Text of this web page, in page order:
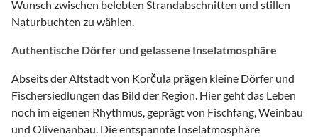
Wunsch zwischen belebten Strandabschnitten und stillen
Naturbuchten zu wählen.
Authentische Dörfer und gelassene Inselatmosphäre
Abseits der Altstadt von Korčula prägen kleine Dörfer und
Fischersiedlungen das Bild der Region. Hier geht das Leben
noch im eigenen Rhythmus, geprägt von Fischfang, Weinbau
und Olivenanbau. Die entspannte Inselatmosphäre